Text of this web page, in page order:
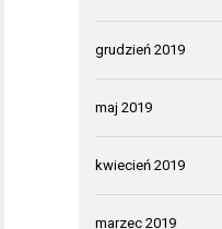
grudzień 2019
maj 2019
kwiecień 2019
marzec 2019